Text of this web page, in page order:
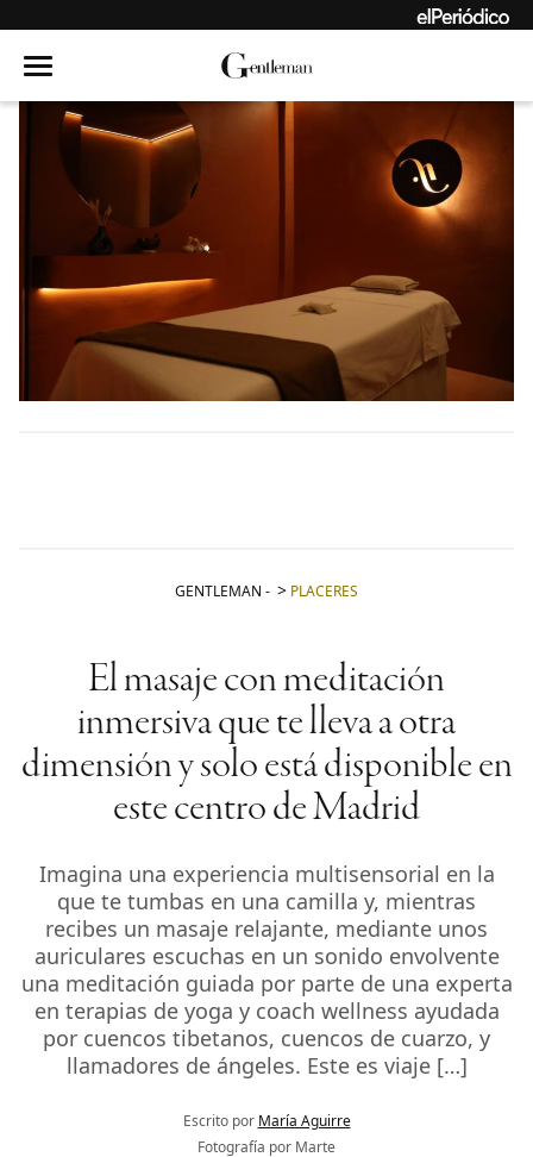
GENTLEMAN - PLACERES
El masaje con meditación
inmersiva que te lleva a otra
dimensión y solo está disponible en
este centro de Madrid
Imagina una experiencia multisensorial en la
que te tumbas en una camilla y, mientras
recibes un masaje relajante, mediante unos
auriculares escuchas en un sonido envolvente
una meditación guiada por parte de una experta
en terapias de yoga y coach wellness ayudada
por cuencos tibetanos, cuencos de cuarzo, y
llamadores de ángeles. Este es viaje […]
Escrito por María Aguirre
Fotografía por Marte